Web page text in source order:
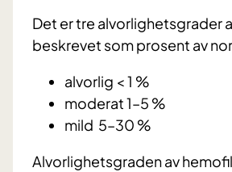
Det er tre alvorlighetsgrader
beskrevet som prosent av
alvorlig < 1 %
moderat 1–5 %
mild 5–30 %
Alvorlighetsgraden av